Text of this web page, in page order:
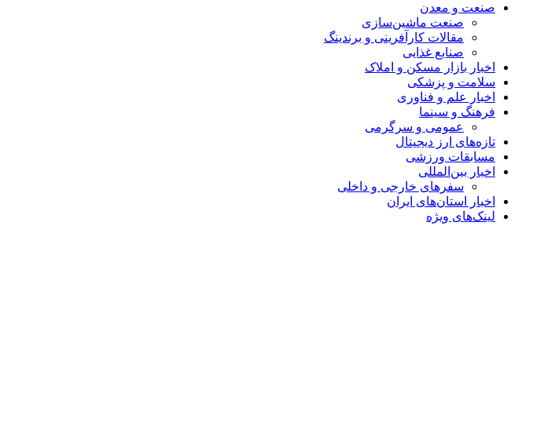
صنعت و معدن
صنعت ماشین‌سازی
مقالات کارآفرینی و برندینگ
صنایع غذایی
اخبار بازار مسکن و املاک
سلامت و پزشکی
اخبار علم و فناوری
فرهنگ و سینما
عمومی و سرگرمی
تازه‌های ارز دیجیتال
مسابقات ورزشی
اخبار بین‌المللی
سفرهای خارجی و داخلی
اخبار استان‌های ایران
لینک‌های ویژه